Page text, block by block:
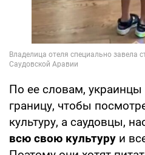
По ее словам, украинцы
границу, чтобы
культуру, а саудовцы,
всю свою культуру и